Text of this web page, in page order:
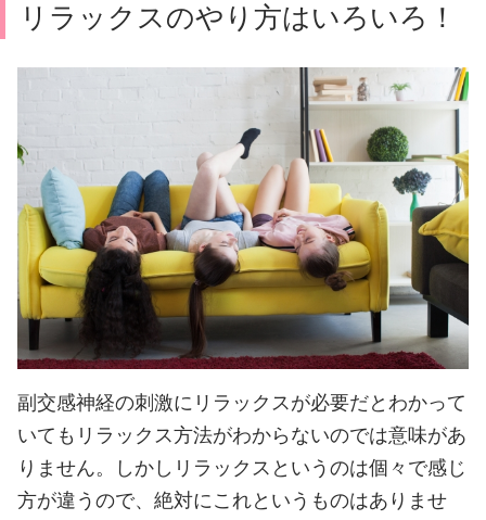
リラックスのやり方はいろいろ！
副交感神経の刺激にリラックスが必要だとわかって
いてもリラックス方法がわからないのでは意味があ
りません。
しかしリラックスというのは個々で感じ
方が違うので、絶対にこれというものはありませ